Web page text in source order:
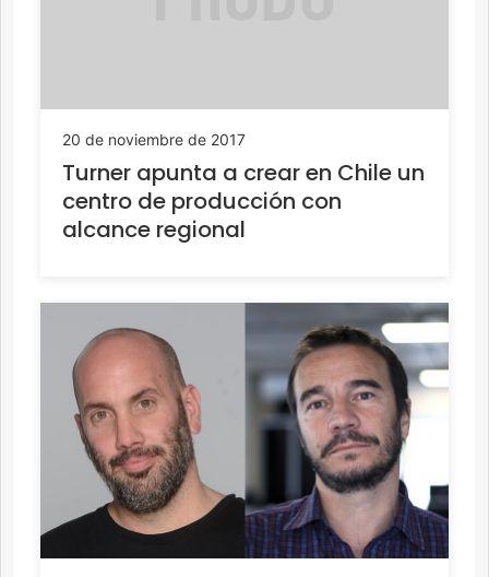
20 de noviembre de 2017
Turner apunta a crear en Chile un
centro de producción con
alcance regional